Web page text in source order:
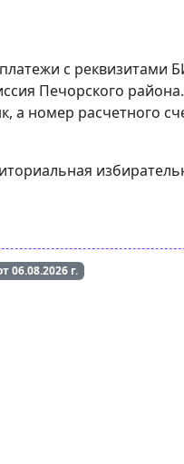
с реквизитами
Печорского
а номер расчетного
06.08.2026г.